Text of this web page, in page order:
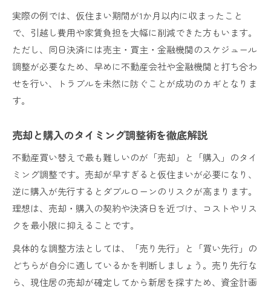
実際の例では、仮住まい期間が1か月以内に収まったこと
で、引越し費用や家賃負担を大幅に削減できた方もいます。
ただし、同日決済には売主・買主・金融機関のスケジュール
調整が必要なため、早めに不動産会社や金融機関と打ち合わ
せを行い、トラブルを未然に防ぐことが成功のカギとなりま
す。
売却と購入のタイミング調整術を徹底解説
不動産買い替えで最も難しいのが「売却」と「購入」のタイ
ミング調整です。売却が早すぎると仮住まいが必要になり、
逆に購入が先行するとダブルローンのリスクが高まります。
理想は、売却・購入の契約や決済日を近づけ、コストやリス
クを最小限に抑えることです。
具体的な調整方法としては、「売り先行」と「買い先行」の
どちらが自分に適しているかを判断しましょう。売り先行な
ら、現住居の売却が確定してから新居を探すため、資金計画